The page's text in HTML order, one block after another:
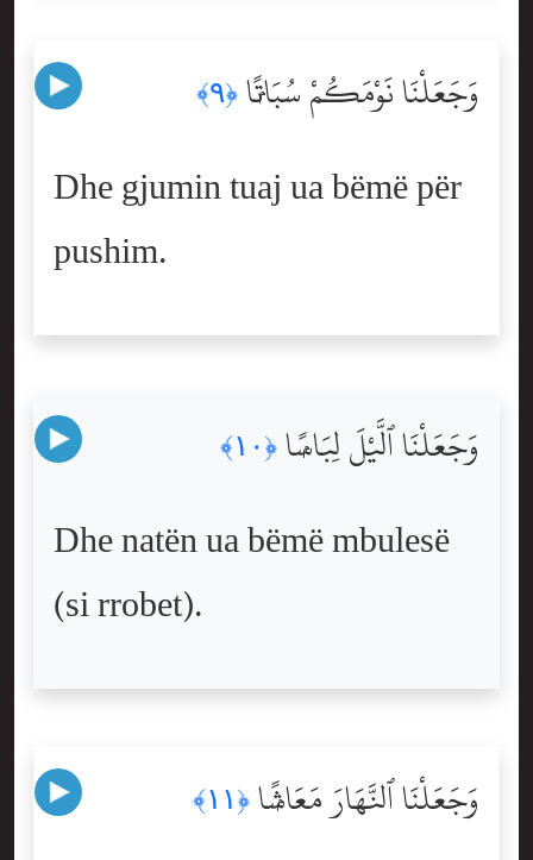
وَجَعَلْنَا نَوْمَكُمْ سُبَاتًۭا ﴿٩﴾
Dhe gjumin tuaj ua bëmë për
pushim.
وَجَعَلْنَا ٱلَّيْلَ لِبَاسًۭا ﴿١٠﴾
Dhe natën ua bëmë mbulesë
(si rrobet).
وَجَعَلْنَا ٱلنَّهَارَ مَعَاشًۭا ﴿١١﴾